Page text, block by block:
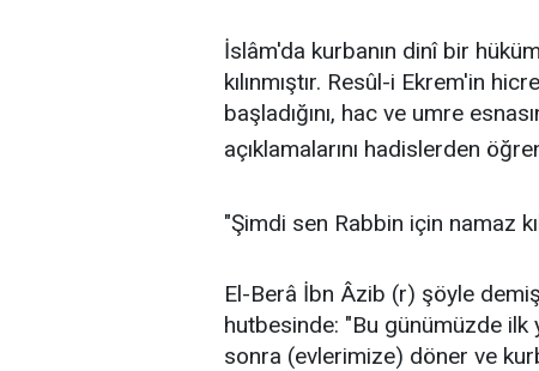
İslâm'da kurbanın dinî bir
kılınmıştır. Resûl-i Ekrem'in
başladığını, hac ve umre
açıklamalarını hadislerden
"Şimdi sen Rabbin için namaz
El-Berâ İbn Âzib (r) şöyle
hutbesinde: "Bu günümüzde ilk
sonra (evlerimize) döner ve